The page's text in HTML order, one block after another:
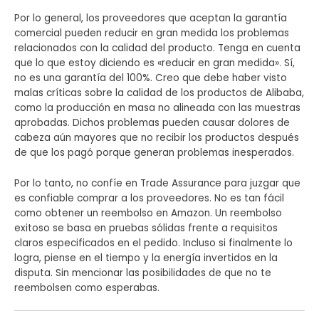
Por lo general, los proveedores que aceptan la garantía
comercial pueden reducir en gran medida los problemas
relacionados con la calidad del producto. Tenga en cuenta
que lo que estoy diciendo es «reducir en gran medida». Sí,
no es una garantía del 100%. Creo que debe haber visto
malas críticas sobre la calidad de los productos de Alibaba,
como la producción en masa no alineada con las muestras
aprobadas. Dichos problemas pueden causar dolores de
cabeza aún mayores que no recibir los productos después
de que los pagó porque generan problemas inesperados.
Por lo tanto, no confíe en Trade Assurance para juzgar que
es confiable comprar a los proveedores. No es tan fácil
como obtener un reembolso en Amazon. Un reembolso
exitoso se basa en pruebas sólidas frente a requisitos
claros especificados en el pedido. Incluso si finalmente lo
logra, piense en el tiempo y la energía invertidos en la
disputa. Sin mencionar las posibilidades de que no te
reembolsen como esperabas.